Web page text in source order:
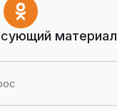
материал